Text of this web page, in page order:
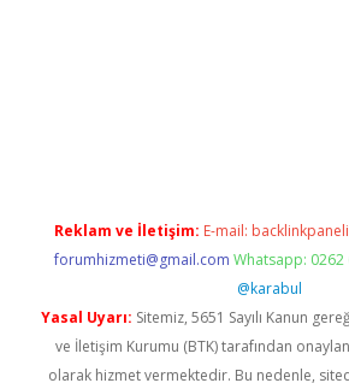
Reklam ve İletişim: E-mail:
forumhizmeti@gmail.com Whatsapp: 0262
@karabul
Yasal Uyarı: Sitemiz, 5651 Sayılı Kanun
ve İletişim Kurumu (BTK) tarafından
olarak hizmet vermektedir. Bu nedenle,